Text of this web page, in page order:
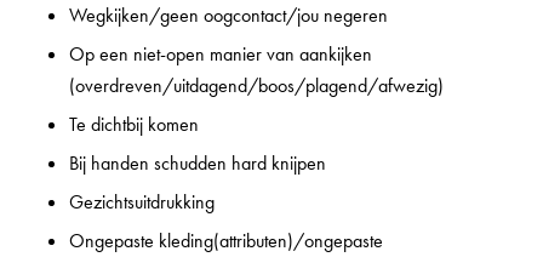
Wegkijken/geen oogcontact/jou negeren
Op een niet-open manier van aankijken
(overdreven/uitdagend/boos/plagend/afwezig)
Te dichtbij komen
Bij handen schudden hard knijpen
Gezichtsuitdrukking
Ongepaste kleding(attributen)/ongepaste